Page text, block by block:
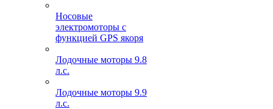
Носовые
электромоторы с
функцией GPS якоря
Лодочные моторы 9.8
л.с.
Лодочные моторы 9.9
л.с.